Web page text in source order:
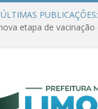
ÚLTIMAS PUBLICAÇÕES: